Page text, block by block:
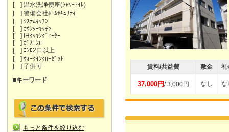
[ ] 温水洗浄便座(ｼｬﾜｰﾄｲﾚ)
[ ] 警備会社ﾎｰﾑｾｷｭﾘﾃｨ
[ ] ｼｽﾃﾑｷｯﾁﾝ
[ ] ｶｳﾝﾀｰｷｯﾁﾝ
[ ] IHｸｯｷﾝｸﾞﾋｰﾀｰ
[ ] ｶﾞｽｺﾝﾛ
[ ] ｺﾝﾛ2口以上
[ ] ｳｫｰｸｲﾝｸﾛｰｾﾞｯﾄ
[ ] 子供可
■キーワード
もっと条件を絞り込む
賃料/共益費 敷金 礼
37,000円/ 3,000円 なし な